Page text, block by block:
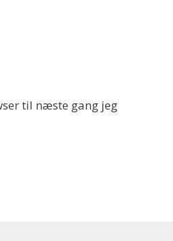
til næste gang jeg